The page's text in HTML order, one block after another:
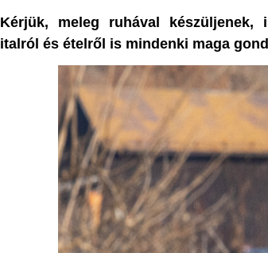
Kérjük, meleg ruhával készüljenek,
italról és ételről is mindenki maga